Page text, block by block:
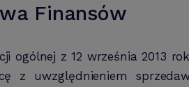
Finansów
ogólnej z 12 września 2013
z uwzględnieniem